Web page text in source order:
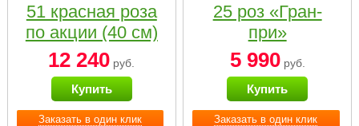
Заказать в один клик
51 красная роза
по акции (40 см)
12 240 руб.
Купить
Заказать в один клик
25 роз «Гран-
при»
5 990руб.
Купить